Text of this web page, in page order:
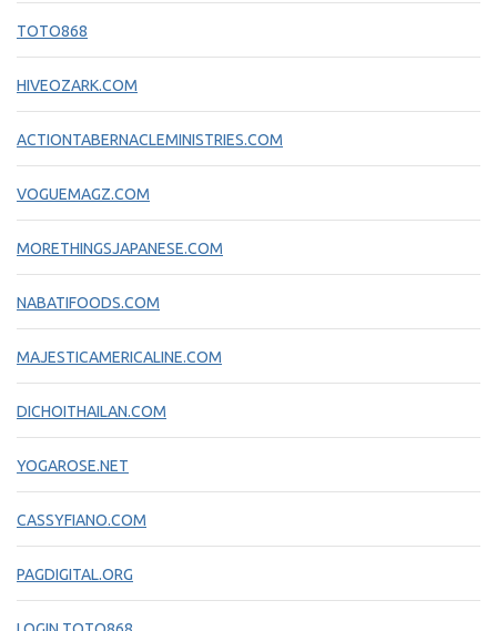
TOTO868
HIVEOZARK.COM
ACTIONTABERNACLEMINISTRIES.COM
VOGUEMAGZ.COM
MORETHINGSJAPANESE.COM
NABATIFOODS.COM
MAJESTICAMERICALINE.COM
DICHOITHAILAN.COM
YOGAROSE.NET
CASSYFIANO.COM
PAGDIGITAL.ORG